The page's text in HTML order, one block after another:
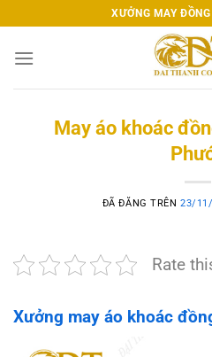
đến
nội
XƯỞNG MAY
May áo khoác
ĐÃ ĐĂNG TRÊN23/
Rate
Xưởng may áo khoác